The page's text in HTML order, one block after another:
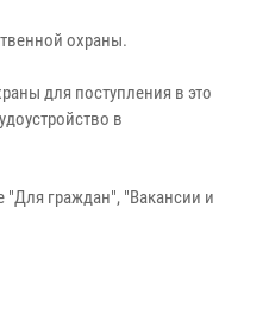
охраны.
для поступления в это
в
"Для граждан", "Вакансии и